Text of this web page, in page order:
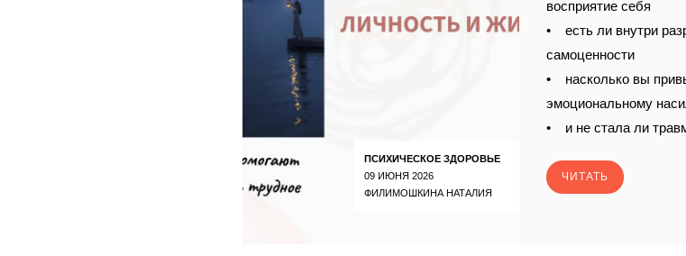
ПСИХИЧЕСКОЕ ЗДОРОВЬЕ
09 ИЮНЯ 2026
ФИЛИМОШКИНА НАТАЛИЯ
восприятие себя
• есть ли внутри
самоценности
• насколько вы
эмоциональному
• и не стала ли
ЧИТАТЬ